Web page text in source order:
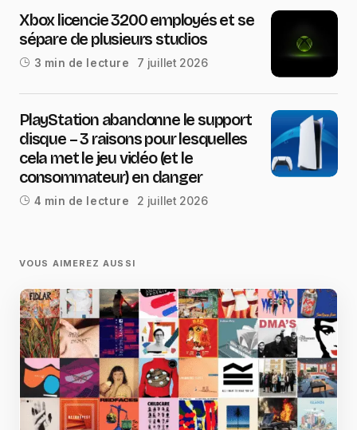
Xbox licencie 3200 employés et se
sépare de plusieurs studios
3 min de lecture 7 juillet 2026
PlayStation abandonne le support
disque – 3 raisons pour lesquelles
cela met le jeu vidéo (et le
consommateur) en danger
4 min de lecture 2 juillet 2026
VOUS AIMEREZ AUSSI